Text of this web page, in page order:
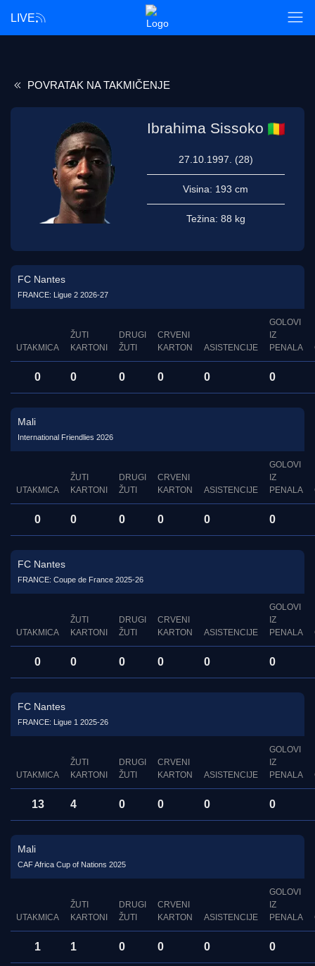
LIVE
POVRATAK NA TAKMIČENJE
Ibrahima Sissoko
27.10.1997. (28)
Visina: 193 cm
Težina: 88 kg
FC Nantes
FRANCE: Ligue 2 2026-27
UTAKMICA
ŽUTI
KARTONI
DRUGI
ŽUTI
CRVENI
KARTON
ASISTENCIJE
GOLOVI
IZ
PENALA
0 0 0 0 0 0
Mali
International Friendlies 2026
UTAKMICA
ŽUTI
KARTONI
DRUGI
ŽUTI
CRVENI
KARTON
ASISTENCIJE
GOLOVI
IZ
PENALA
0 0 0 0 0 0
FC Nantes
FRANCE: Coupe de France 2025-26
UTAKMICA
ŽUTI
KARTONI
DRUGI
ŽUTI
CRVENI
KARTON
ASISTENCIJE
GOLOVI
IZ
PENALA
0 0 0 0 0 0
FC Nantes
FRANCE: Ligue 1 2025-26
UTAKMICA
ŽUTI
KARTONI
DRUGI
ŽUTI
CRVENI
KARTON
ASISTENCIJE
GOLOVI
IZ
PENALA
13 4 0 0 0 0
Mali
CAF Africa Cup of Nations 2025
UTAKMICA
ŽUTI
KARTONI
DRUGI
ŽUTI
CRVENI
KARTON
ASISTENCIJE
GOLOVI
IZ
PENALA
1 1 0 0 0 0